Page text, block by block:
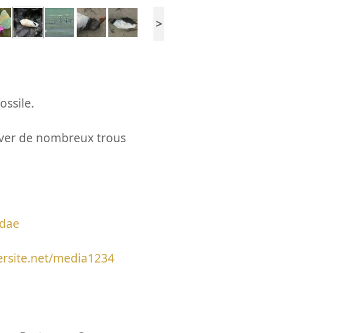
>
de nombreux trous
media1234